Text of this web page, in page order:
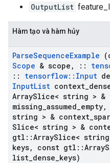
OutputList
Hàm tạo và hàm hủy
ParseSequenceExample
Scope & scope , ::
::
tensorflow:: Input
InputList context
ArraySlice< string > &
missing assumed empty,
string > & context
Slice< string > &
gtl ::ArraySlice<
keys, const gtl ::Array
list dense keys)